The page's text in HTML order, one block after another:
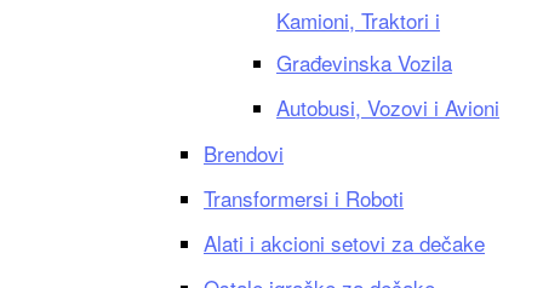
Kamioni, Traktori i
Građevinska Vozila
Autobusi, Vozovi i Avioni
Brendovi
Transformersi i Roboti
Alati i akcioni setovi za dečake